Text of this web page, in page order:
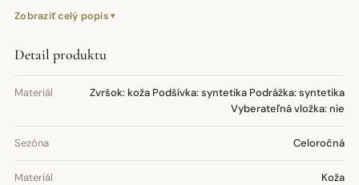
Zobraziť celý popis
Detail produktu
Materiál
Zvršok: koža Podšívka: syntetika Podrážka: syntetika
Vyberateľná vložka: nie
Sezóna Celoročná
Materiál Koža